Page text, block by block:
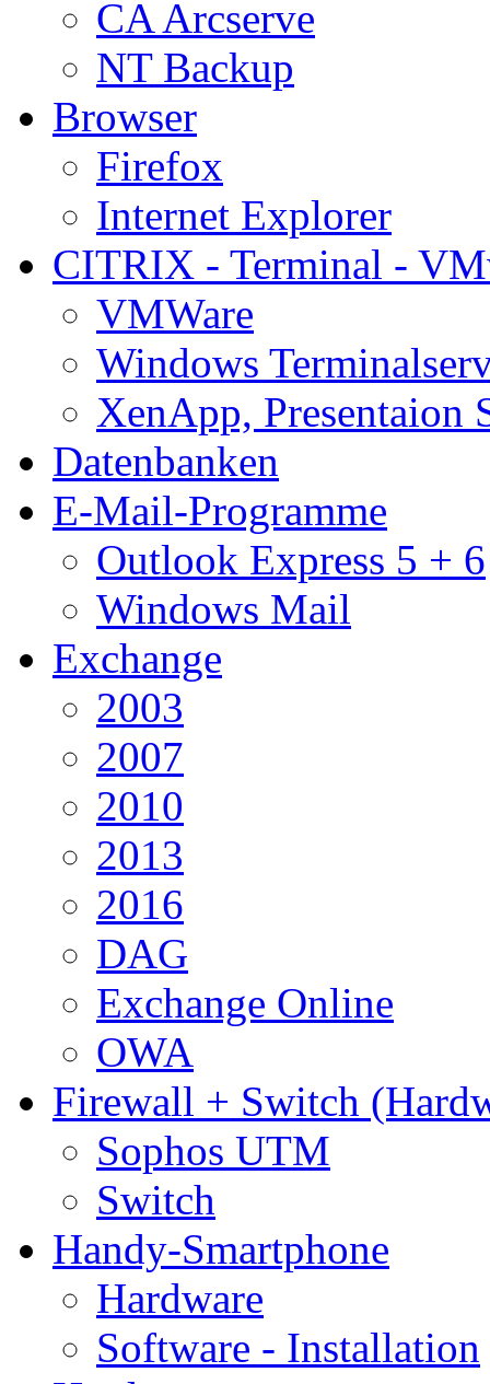
CA Arcserve
NT Backup
Browser
Firefox
Internet Explorer
CITRIX - Terminal -
VMWare
Windows
XenApp, Presentaion
Datenbanken
E-Mail-Programme
Outlook Express 5 + 6
Windows Mail
Exchange
2003
2007
2010
2013
2016
DAG
Exchange Online
OWA
Firewall + Switch
Sophos UTM
Switch
Handy-Smartphone
Hardware
Software - Installation